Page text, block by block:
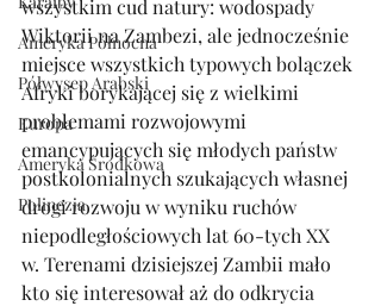
Ameryka Północna
Półwysep Arabski
Europa
Ameryka Środkowa
Polinezja
wszystkim cud natury: wodospady
Wiktorii na Zambezi, ale jednocześnie
miejsce wszystkich typowych bolączek
Afryki borykającej się z wielkimi
problemami rozwojowymi
emancypujących się młodych państw
postkolonialnych szukających własnej
drogi rozwoju w wyniku ruchów
niepodległościowych lat 60-tych XX
w. Terenami dzisiejszej Zambii mało
kto się interesował aż do odkrycia